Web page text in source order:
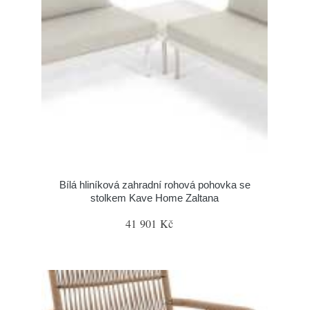
Bílá hliníková zahradní rohová pohovka se
stolkem Kave Home Zaltana
41 901 Kč